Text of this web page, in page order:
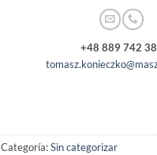
+48 889 742
Categoría:Sin categorizar